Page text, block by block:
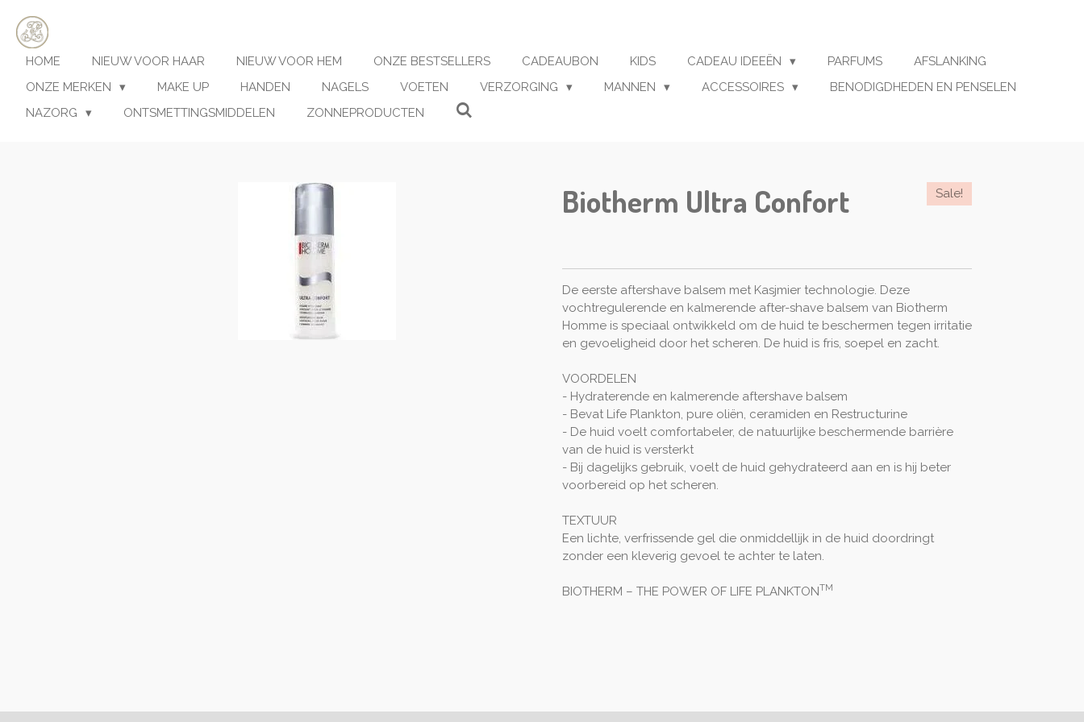
Ga
direct
naar
hoofdinhoud
HOME NIEUW VOOR HAAR NIEUW VOOR HEM ONZE BESTSELLERS CADEAUBON KIDS CADEAU IDEEËN PARFUMS
AFSLANKING
ONZE MERKEN
MAKE UP HANDEN NAGELS VOETEN VERZORGING MANNEN ACCESSOIRES
BENODIGDHEDEN EN PENSELEN
NAZORG
ONTSMETTINGSMIDDELEN ZONNEPRODUCTEN
Biotherm Ultra Confort Sale!
De eerste aftershave balsem met Kasjmier technologie. Deze
vochtregulerende en kalmerende after-shave balsem van Biotherm
Homme is speciaal ontwikkeld om de huid te beschermen tegen irritatie
en gevoeligheid door het scheren. De huid is fris, soepel en zacht.
VOORDELEN
- Hydraterende en kalmerende aftershave balsem
- Bevat Life Plankton, pure oliën, ceramiden en Restructurine
- De huid voelt comfortabeler, de natuurlijke beschermende barrière
van de huid is versterkt
- Bij dagelijks gebruik, voelt de huid gehydrateerd aan en is hij beter
voorbereid op het scheren.
TEXTUUR
Een lichte, verfrissende gel die onmiddellijk in de huid doordringt
zonder een kleverig gevoel te achter te laten.
BIOTHERM – THE POWER OF LIFE PLANKTONTM